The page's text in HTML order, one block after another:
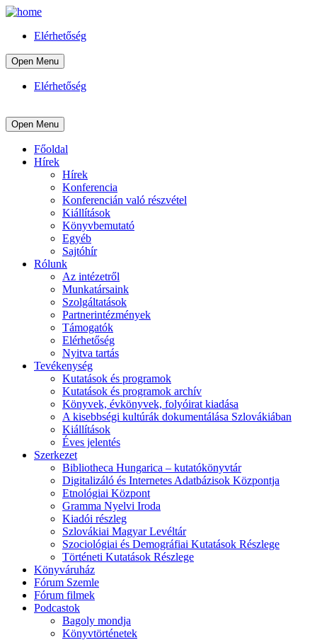
Elérhetőség
Open Menu
Elérhetőség
Open Menu
Főoldal
Hírek
Hírek
Konferencia
Konferencián való részvétel
Kiállítások
Könyvbemutató
Egyéb
Sajtóhír
Rólunk
Az intézetről
Munkatársaink
Szolgáltatások
Partnerintézmények
Támogatók
Elérhetőség
Nyitva tartás
Tevékenység
Kutatások és programok
Kutatások és programok archív
Könyvek, évkönyvek, folyóirat kiadása
A kisebbségi kultúrák dokumentálása Szlovákiában
Kiállítások
Éves jelentés
Szerkezet
Bibliotheca Hungarica – kutatókönyvtár
Digitalizáló és Internetes Adatbázisok Központja
Etnológiai Központ
Gramma Nyelvi Iroda
Kiadói részleg
Szlovákiai Magyar Levéltár
Szociológiai és Demográfiai Kutatások Részlege
Történeti Kutatások Részlege
Könyváruház
Fórum Szemle
Fórum filmek
Podcastok
Bagoly mondja
Könyvtörténetek